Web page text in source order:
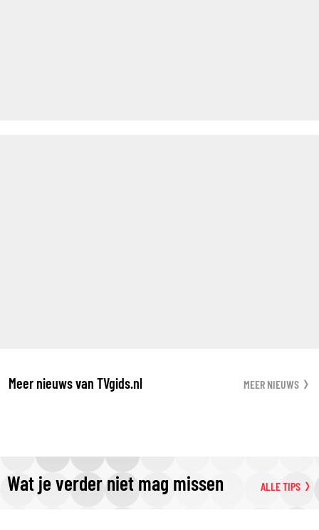
Meer nieuws van TVgids.nl MEER NIEUWS
Wat je verder niet mag missen ALLE TIPS